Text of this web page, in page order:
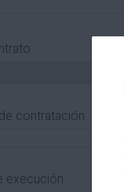
contratación
execución